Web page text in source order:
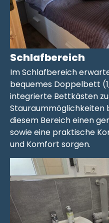
Schlafbereich
Im Schlafbereich
bequemes Doppelbett
integrierte Bettkästen
Stauraummöglichkeiten
diesem Bereich einen
sowie eine praktische
und Komfort sorgen.